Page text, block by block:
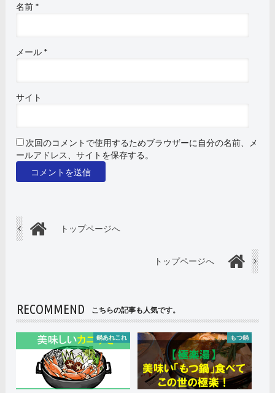
名前 *
メール *
サイト
次回のコメントで使用するためブラウザーに自分の名前、メ
ールアドレス、サイトを保存する。
トップページへ
トップページへ
RECOMMEND こちらの記事も人気です。
鍋あれこれ もつ鍋